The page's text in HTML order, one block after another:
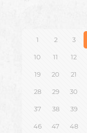
1 2 3
10 11 12
19 20 21
28 29 30
37 38 39
46 47 48